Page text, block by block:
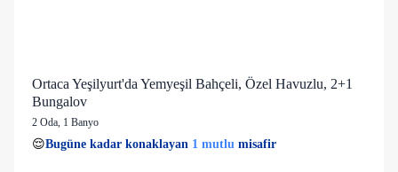
Ortaca Yeşilyurt'da Yemyeşil Bahçeli, Özel Havuzlu, 2+1
Bungalov
2 Oda, 1 Banyo
👀Son 1 saatte26 kişigörüntüledi